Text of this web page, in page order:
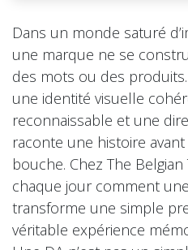
Dans un monde saturé
une marque ne se
des mots ou des
une identité visuelle
reconnaissable et une
raconte une histoire
bouche. Chez The
chaque jour comment
transforme une simple
véritable expérience